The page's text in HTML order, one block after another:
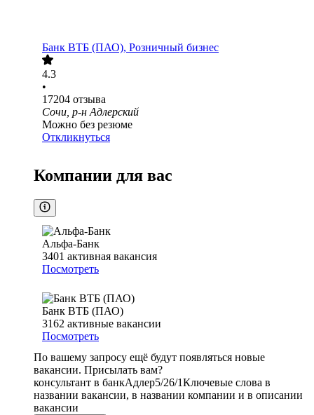
Банк ВТБ (ПАО), Розничный бизнес
4.3
•
17204 отзыва
Сочи, р-н Адлерский
Можно без резюме
Откликнуться
Компании для вас
Альфа-Банк
3401 активная вакансия
Посмотреть
Банк ВТБ (ПАО)
3162 активные вакансии
Посмотреть
По вашему запросу ещё будут появляться новые
вакансии. Присылать вам?
консультант в банкАдлер5/26/1Ключевые слова в
названии вакансии, в названии компании и в описании
вакансии